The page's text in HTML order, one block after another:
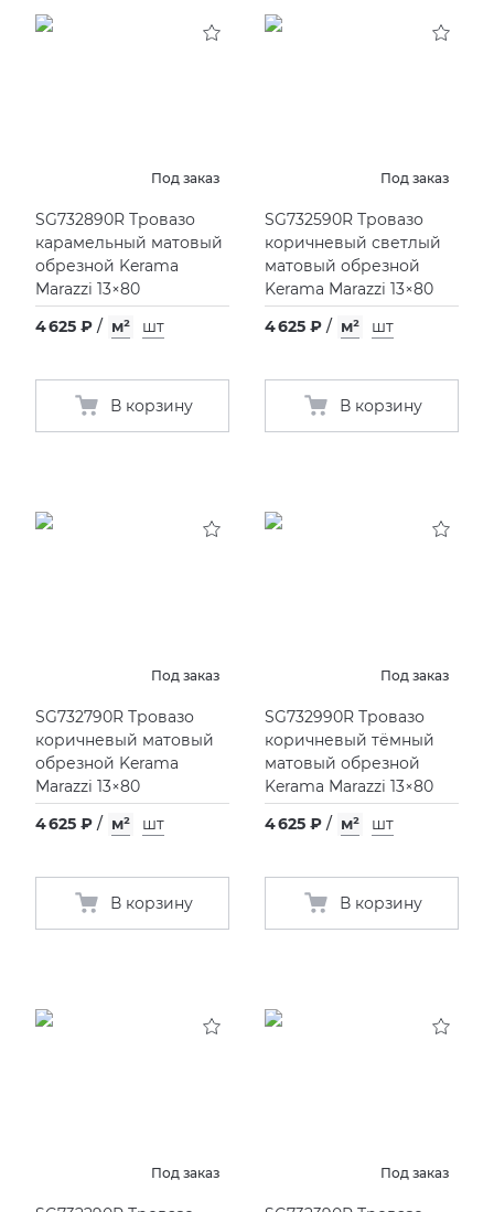
Под заказ
SG732890R Тровазо
карамельный матовый
обрезной Kerama
Marazzi 13×80
4 625 ₽ / м² шт
В корзину
Под заказ
SG732590R Тровазо
коричневый светлый
матовый обрезной
Kerama Marazzi 13×80
4 625 ₽ / м² шт
В корзину
Под заказ
SG732790R Тровазо
коричневый матовый
обрезной Kerama
Marazzi 13×80
4 625 ₽ / м² шт
В корзину
Под заказ
SG732990R Тровазо
коричневый тёмный
матовый обрезной
Kerama Marazzi 13×80
4 625 ₽ / м² шт
В корзину
Под заказ Под заказ